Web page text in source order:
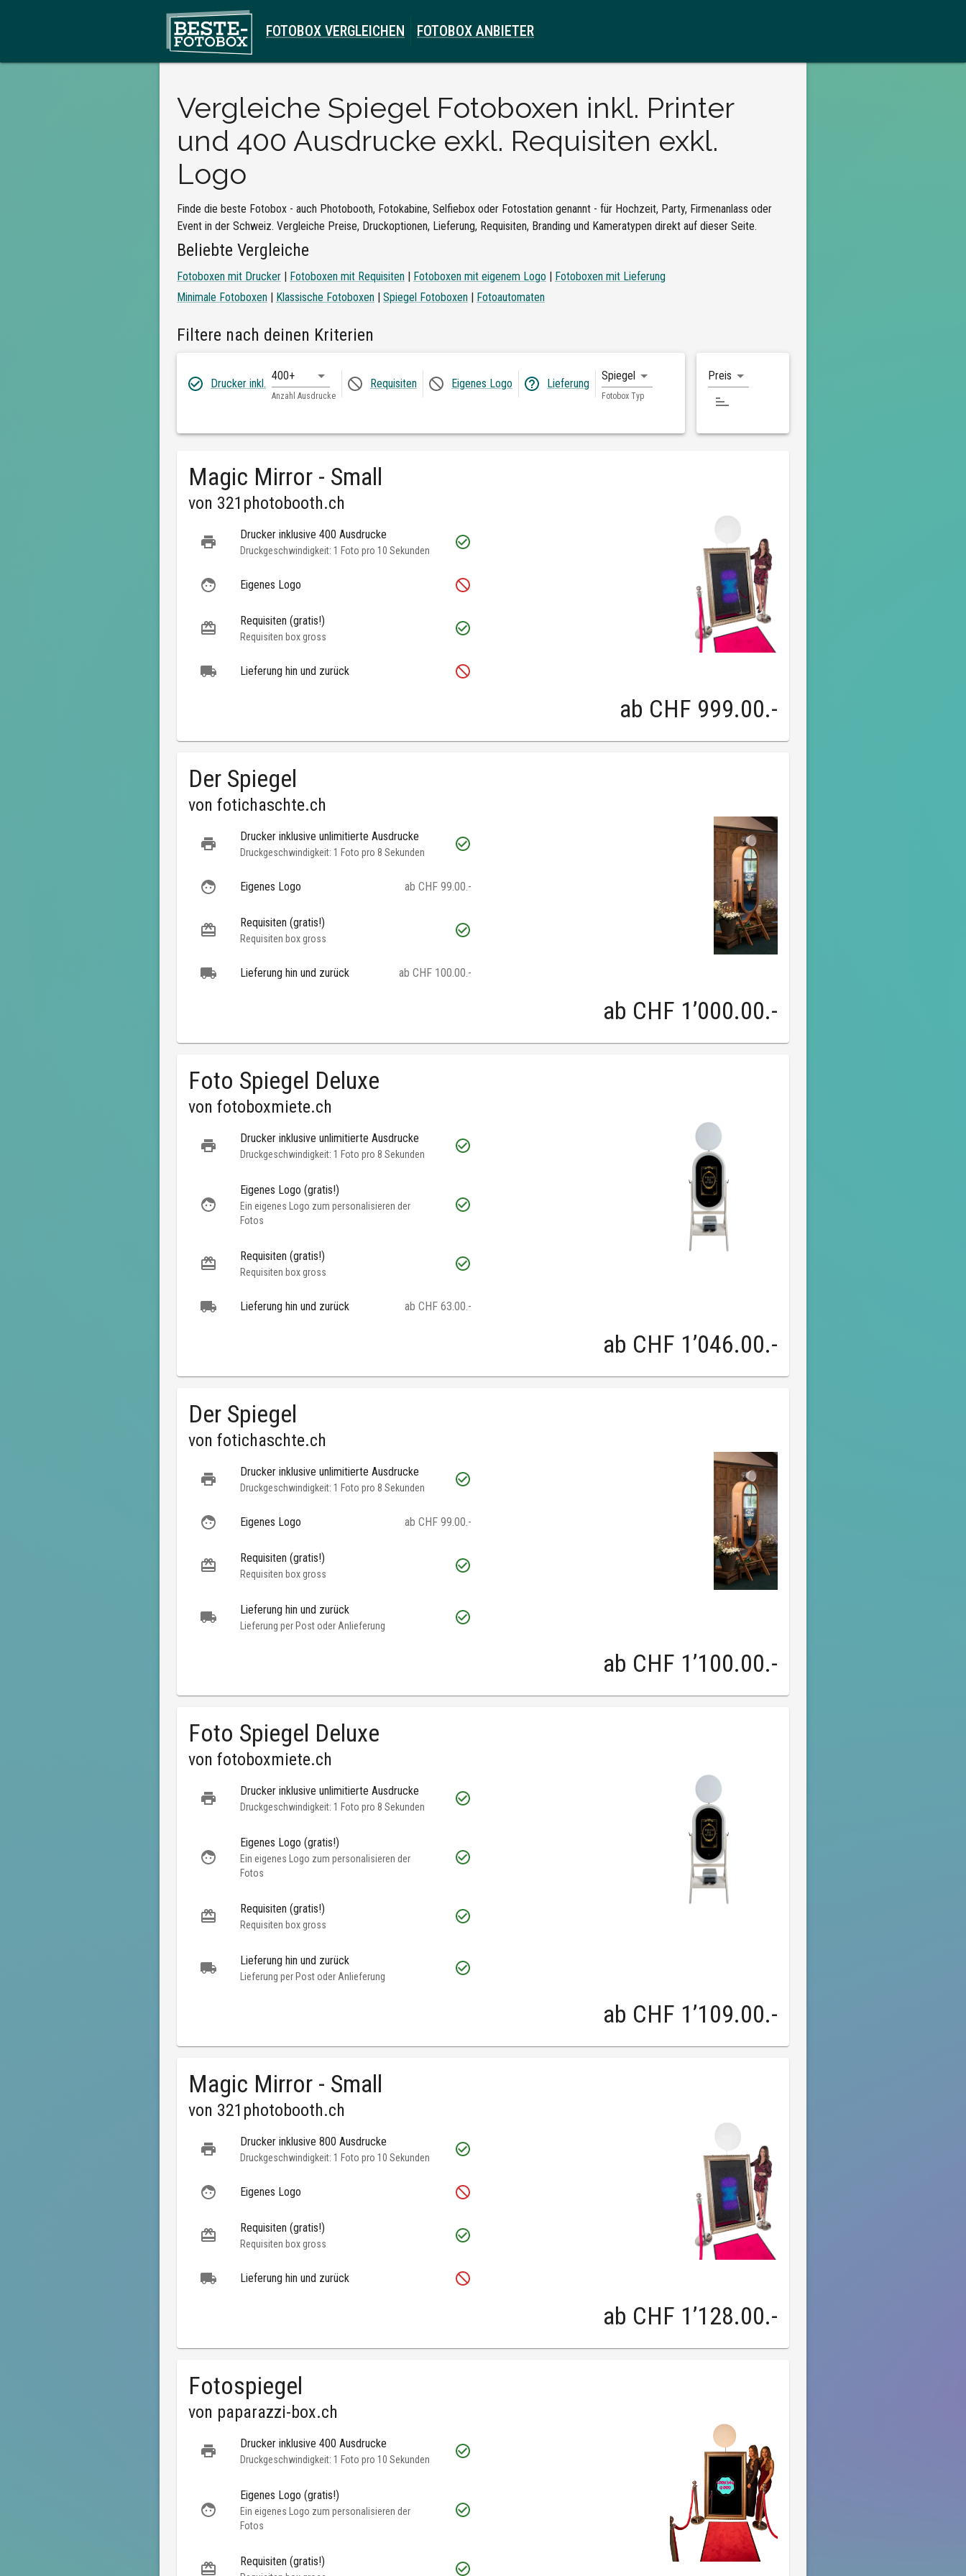
FOTOBOX VERGLEICHEN FOTOBOX ANBIETER
Vergleiche Spiegel Fotoboxen inkl. Printer
und 400 Ausdrucke exkl. Requisiten exkl.
Logo
Finde die beste Fotobox - auch Photobooth, Fotokabine, Selfiebox oder Fotostation genannt - für Hochzeit, Party, Firmenanlass oder
Event in der Schweiz. Vergleiche Preise, Druckoptionen, Lieferung, Requisiten, Branding und Kameratypen direkt auf dieser Seite.
Beliebte Vergleiche
Fotoboxen mit Drucker | Fotoboxen mit Requisiten | Fotoboxen mit eigenem Logo | Fotoboxen mit Lieferung
Minimale Fotoboxen
Klassische Fotoboxen Spiegel Fotoboxen Fotoautomaten
Filtere nach deinen Kriterien
Drucker inkl.
400+
Anzahl Ausdrucke
Requisiten Eigenes Logo Lieferung
Spiegel
Fotobox Typ
Preis
Magic Mirror - Small
von 321photobooth.ch
Drucker inklusive 400 Ausdrucke
Druckgeschwindigkeit: 1 Foto pro 10 Sekunden
Eigenes Logo
Requisiten (gratis!)
Requisiten box gross
Lieferung hin und zurück
ab CHF 999.00.-
Der Spiegel
von fotichaschte.ch
Drucker inklusive unlimitierte Ausdrucke
Druckgeschwindigkeit: 1 Foto pro 8 Sekunden
Eigenes Logo ab CHF 99.00.-
Requisiten (gratis!)
Requisiten box gross
Lieferung hin und zurück ab CHF 100.00.-
ab CHF 1’000.00.-
Foto Spiegel Deluxe
von fotoboxmiete.ch
Drucker inklusive unlimitierte Ausdrucke
Druckgeschwindigkeit: 1 Foto pro 8 Sekunden
Eigenes Logo (gratis!)
Ein eigenes Logo zum personalisieren der
Fotos
Requisiten (gratis!)
Requisiten box gross
Lieferung hin und zurück ab CHF 63.00.-
ab CHF 1’046.00.-
Der Spiegel
von fotichaschte.ch
Drucker inklusive unlimitierte Ausdrucke
Druckgeschwindigkeit: 1 Foto pro 8 Sekunden
Eigenes Logo ab CHF 99.00.-
Requisiten (gratis!)
Requisiten box gross
Lieferung hin und zurück
Lieferung per Post oder Anlieferung
ab CHF 1’100.00.-
Foto Spiegel Deluxe
von fotoboxmiete.ch
Drucker inklusive unlimitierte Ausdrucke
Druckgeschwindigkeit: 1 Foto pro 8 Sekunden
Eigenes Logo (gratis!)
Ein eigenes Logo zum personalisieren der
Fotos
Requisiten (gratis!)
Requisiten box gross
Lieferung hin und zurück
Lieferung per Post oder Anlieferung
ab CHF 1’109.00.-
Magic Mirror - Small
von 321photobooth.ch
Drucker inklusive 800 Ausdrucke
Druckgeschwindigkeit: 1 Foto pro 10 Sekunden
Eigenes Logo
Requisiten (gratis!)
Requisiten box gross
Lieferung hin und zurück
ab CHF 1’128.00.-
Fotospiegel
von paparazzi-box.ch
Drucker inklusive 400 Ausdrucke
Druckgeschwindigkeit: 1 Foto pro 10 Sekunden
Eigenes Logo (gratis!)
Ein eigenes Logo zum personalisieren der
Fotos
Requisiten (gratis!)